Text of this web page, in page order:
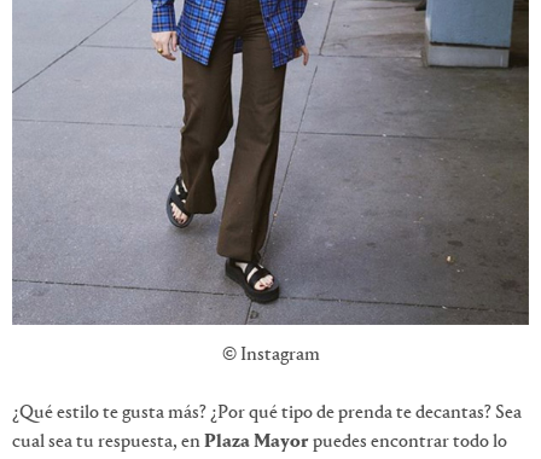
© Instagram
¿Qué estilo te gusta más? ¿Por qué tipo de prenda te decantas? Sea
cual sea tu respuesta, enPlaza Mayorpuedes encontrar todo lo